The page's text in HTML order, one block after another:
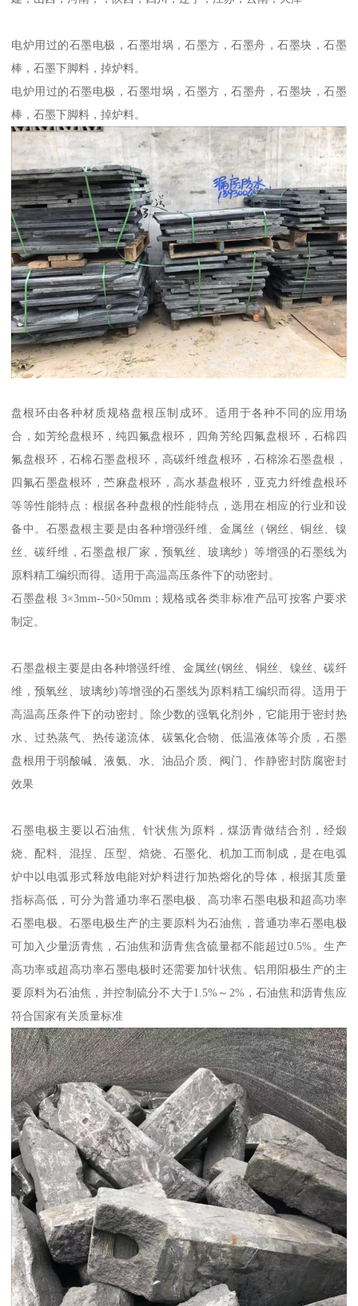
电炉用过的石墨电极，石墨坩埚，石墨方，石墨舟，石墨块，石墨
棒，石墨下脚料，掉炉料。
电炉用过的石墨电极，石墨坩埚，石墨方，石墨舟，石墨块，石墨
棒，石墨下脚料，掉炉料。
盘根环由各种材质规格盘根压制成环。适用于各种不同的应用场
合，如芳纶盘根环，纯四氟盘根环，四角芳纶四氟盘根环，石棉四
氟盘根环，石棉石墨盘根环，高碳纤维盘根环，石棉涂石墨盘根，
四氟石墨盘根环，苎麻盘根环，高水基盘根环，亚克力纤维盘根环
等等性能特点：根据各种盘根的性能特点，选用在相应的行业和设
备中。石墨盘根主要是由各种增强纤维、金属丝（钢丝、铜丝、镍
丝、碳纤维，石墨盘根厂家，预氧丝、玻璃纱）等增强的石墨线为
原料精工编织而得。适用于高温高压条件下的动密封。
石墨盘根 3×3mm--50×50mm；规格或各类非标准产品可按客户要求
制定。
石墨盘根主要是由各种增强纤维、金属丝(钢丝、铜丝、镍丝、碳纤
维，预氧丝、玻璃纱)等增强的石墨线为原料精工编织而得。适用于
高温高压条件下的动密封。除少数的强氧化剂外，它能用于密封热
水、过热蒸气、热传递流体、碳氢化合物、低温液体等介质，石墨
盘根用于弱酸碱、液氨、水、油品介质、阀门、作静密封防腐密封
效果
石墨电极主要以石油焦、针状焦为原料，煤沥青做结合剂，经煅
烧、配料、混捏、压型、焙烧、石墨化、机加工而制成，是在电弧
炉中以电弧形式释放电能对炉料进行加热熔化的导体，根据其质量
指标高低，可分为普通功率石墨电极、高功率石墨电极和超高功率
石墨电极。石墨电极生产的主要原料为石油焦，普通功率石墨电极
可加入少量沥青焦，石油焦和沥青焦含硫量都不能超过0.5%。生产
高功率或超高功率石墨电极时还需要加针状焦。铝用阳极生产的主
要原料为石油焦，并控制硫分不大于1.5%～2%，石油焦和沥青焦应
符合国家有关质量标准